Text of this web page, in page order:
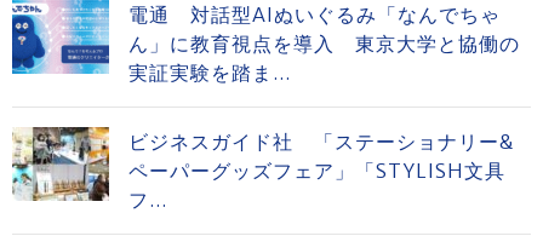
電通 対話型AIぬいぐるみ「なんでちゃ
ん」に教育視点を導入 東京大学と協働の
実証実験を踏ま...
ビジネスガイド社 「ステーショナリー&
ペーパーグッズフェア」「STYLISH文具
フ...